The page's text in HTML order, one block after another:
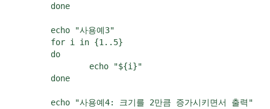
        done
        echo "사용예3"
        for i in {1..5}
        do
                echo "${i}"
        done
        echo "사용예4: 크기를 2만큼 증가시키면서 출력"